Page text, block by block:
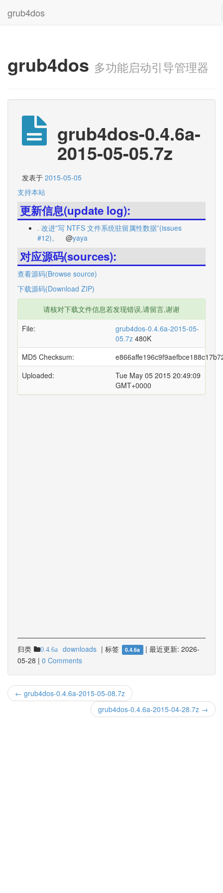
grub4dos
grub4dos 多功能启动引导管理器
grub4dos-0.4.6a-
2015-05-05.7z
发表于 2015-05-05
支持本站
更新信息(update log):
. 改进”写 NTFS 文件系统驻留属性数据”(issues
#12)。
@yaya
对应源码(sources):
查看源码(Browse source)
下载源码(Download ZIP)
请核对下载文件信息若发现错误,请留言,谢谢
File:
grub4dos-0.4.6a-2015-05-
05.7z 480K
MD5 Checksum:
Uploaded:
Tue May 05 2015 20:49:09
GMT+0000
归类 0.4.6a downloads | 标签 0.4.6a | 最近更新: 2026-
05-28 | 0 Comments
← grub4dos-0.4.6a-2015-05-08.7z
grub4dos-0.4.6a-2015-04-28.7z →